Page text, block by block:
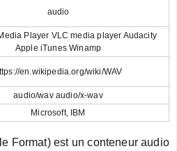
audio
Player VLC media player Audacity
Apple iTunes Winamp
en.wikipedia.org/wiki/WAV
audio/wav audio/x-wav
Microsoft, IBM
Format) est un conteneur audio